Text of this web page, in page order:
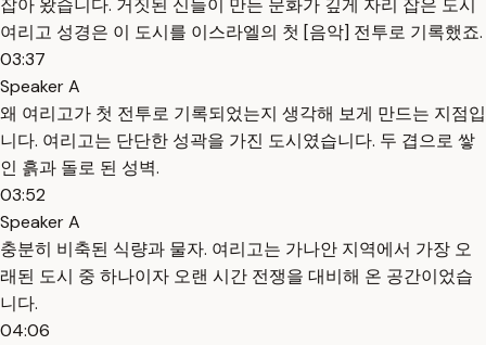
잡아 왔습니다. 거짓된 신들이 만든 문화가 깊게 자리 잡은 도시
여리고 성경은 이 도시를 이스라엘의 첫 [음악] 전투로 기록했죠.
03:37
Speaker A
왜 여리고가 첫 전투로 기록되었는지 생각해 보게 만드는 지점입
니다. 여리고는 단단한 성곽을 가진 도시였습니다. 두 겹으로 쌓
인 흙과 돌로 된 성벽.
03:52
Speaker A
충분히 비축된 식량과 물자. 여리고는 가나안 지역에서 가장 오
래된 도시 중 하나이자 오랜 시간 전쟁을 대비해 온 공간이었습
니다.
04:06